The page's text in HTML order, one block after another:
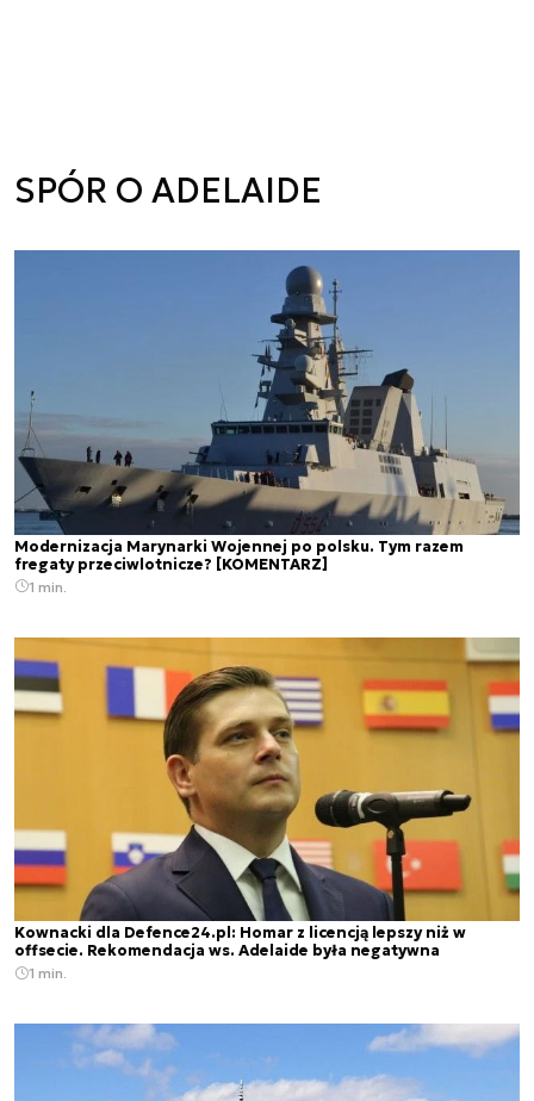
SPÓR O ADELAIDE
Modernizacja Marynarki Wojennej po polsku. Tym razem
fregaty przeciwlotnicze? [KOMENTARZ]
1 min.
Kownacki dla Defence24.pl: Homar z licencją lepszy niż w
offsecie. Rekomendacja ws. Adelaide była negatywna
1 min.